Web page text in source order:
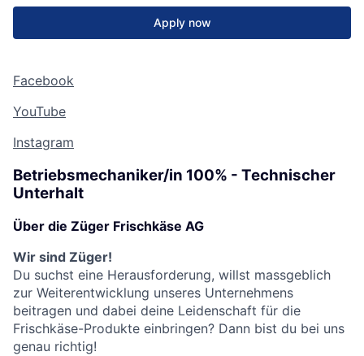
Apply now
Facebook
YouTube
Instagram
Betriebsmechaniker/in 100% - Technischer
Unterhalt
Über die Züger Frischkäse AG
Wir sind Züger!
Du suchst eine Herausforderung, willst massgeblich
zur Weiterentwicklung unseres Unternehmens
beitragen und dabei deine Leidenschaft für die
Frischkäse-Produkte einbringen? Dann bist du bei uns
genau richtig!